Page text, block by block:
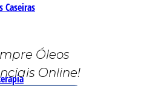
Caseiras
Óleos
Online!